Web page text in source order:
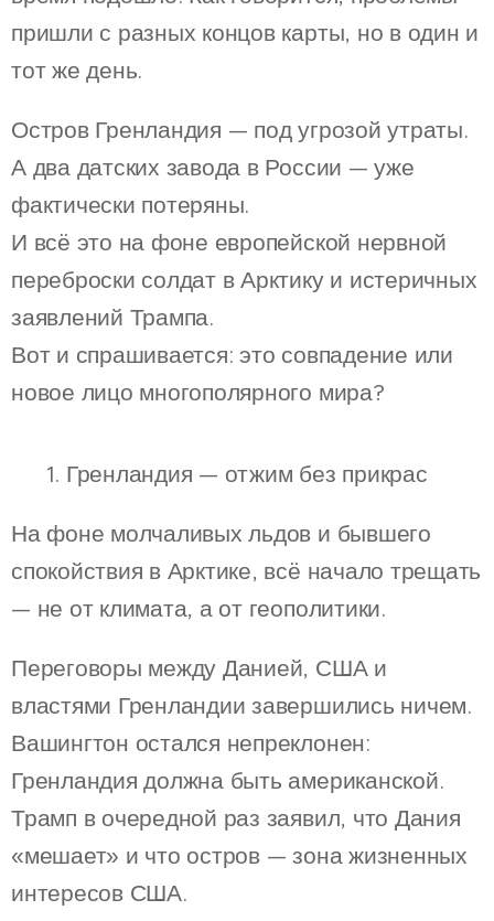
пришли с разных концов карты, но в один и
тот же день.
Остров Гренландия — под угрозой утраты.
А два датских завода в России — уже
фактически потеряны.
И всё это на фоне европейской нервной
переброски солдат в Арктику и истеричных
заявлений Трампа.
Вот и спрашивается: это совпадение или
новое лицо многополярного мира?
⚔️ 1. Гренландия — отжим без прикрас
На фоне молчаливых льдов и бывшего
спокойствия в Арктике, всё начало трещать
— не от климата, а от геополитики.
Переговоры между Данией, США и
властями Гренландии завершились ничем.
Вашингтон остался непреклонен:
Гренландия должна быть американской.
Трамп в очередной раз заявил, что Дания
«мешает» и что остров — зона жизненных
интересов США.